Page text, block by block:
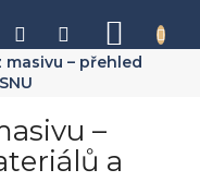
– přehled
–
a